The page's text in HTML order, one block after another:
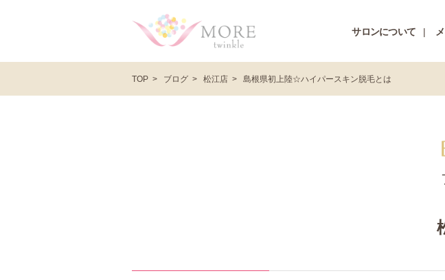
サロンについて
TOP ブログ 松江店 島根県初上陸☆ハイパースキン脱毛とは